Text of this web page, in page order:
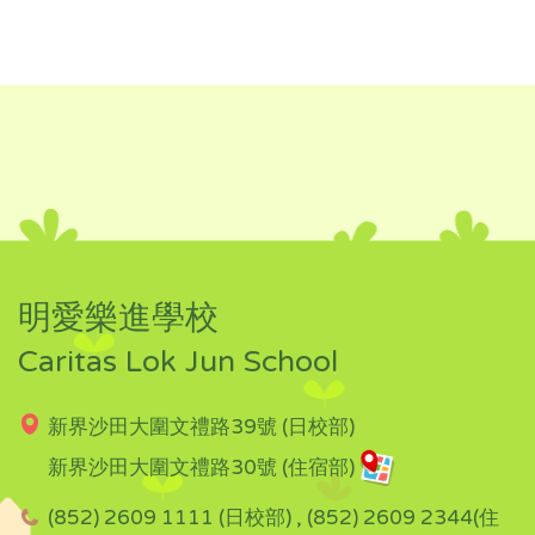
明愛樂進學校
Caritas Lok Jun School
新界沙田大圍文禮路39號 (日校部)
新界沙田大圍文禮路30號 (住宿部)
(852) 2609 1111 (日校部) , (852) 2609 2344(住